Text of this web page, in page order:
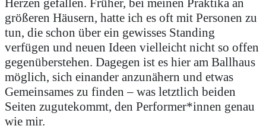
größeren Häusern, hatte ich es oft mit Personen zu
tun, die schon über ein gewisses Standing
verfügen und neuen Ideen vielleicht nicht so offen
gegenüberstehen. Dagegen ist es hier am Ballhaus
möglich, sich einander anzunähern und etwas
Gemeinsames zu finden – was letztlich beiden
Seiten zugutekommt, den Performer*innen genau
wie mir.